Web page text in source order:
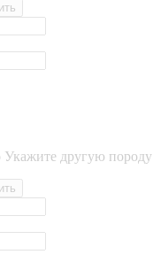
Укажите другую породу